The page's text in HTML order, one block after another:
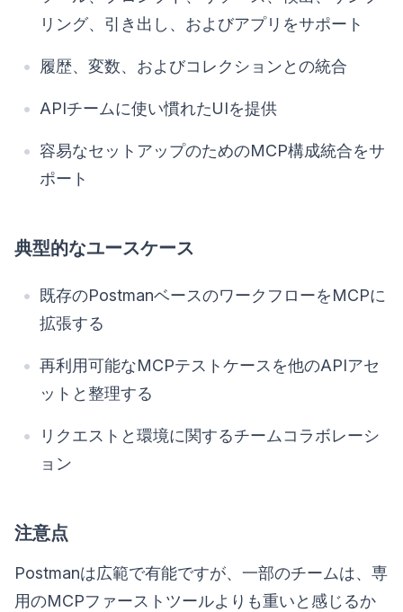
リング、引き出し、およびアプリをサポート
履歴、変数、およびコレクションとの統合
APIチームに使い慣れたUIを提供
容易なセットアップのためのMCP構成統合をサ
ポート
典型的なユースケース
既存のPostmanベースのワークフローをMCPに
拡張する
再利用可能なMCPテストケースを他のAPIアセ
ットと整理する
リクエストと環境に関するチームコラボレーシ
ョン
注意点
Postmanは広範で有能ですが、一部のチームは、専
用のMCPファーストツールよりも重いと感じるか